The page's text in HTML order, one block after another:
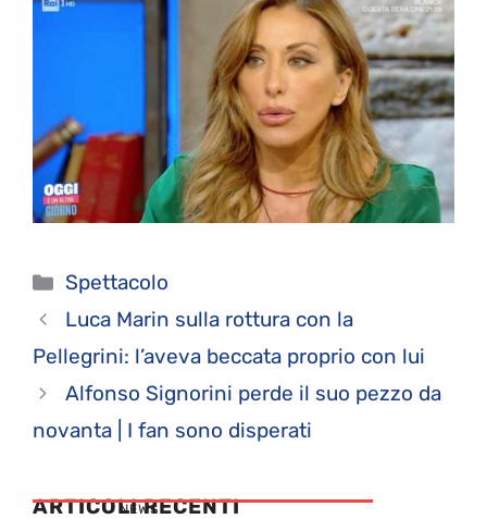
Categorie
Spettacolo
Luca Marin sulla rottura con la
Pellegrini: l’aveva beccata proprio con lui
Alfonso Signorini perde il suo pezzo da
novanta | I fan sono disperati
ARTICOLI RECENTI
NEWS